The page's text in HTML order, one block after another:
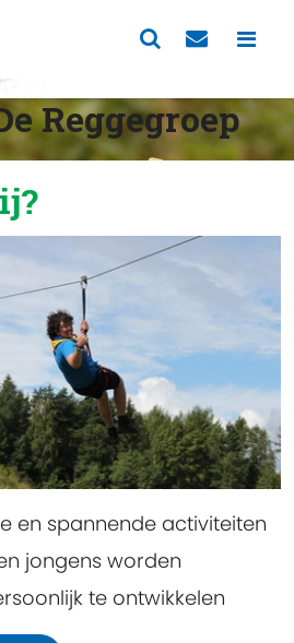
Reggegroep
en spannende activiteiten
jongens worden
te ontwikkelen